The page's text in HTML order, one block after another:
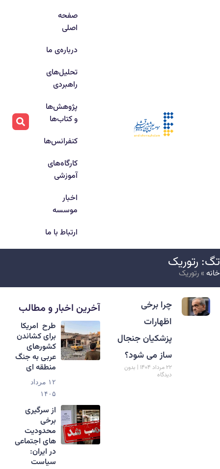
صفحه
اصلی
درباره‌ی ما
تحلیل‌های
راهبردی
پژوهش‌ها
و کتاب‌ها
کنفرانس‌ها
کارگاه‌های
آموزشی
اخبار
موسسه
ارتباط با ما
رتوریک
» رتوریک
چرا برخی
اظهارات
پزشکیان جنجال
ساز می شود؟
۲۲ مرداد ۱۴۰۴
بدون
دیدگاه
آخرین اخبار و مطالب
طرح امریکا
برای کشاندن
کشورهای
عربی به جنگ
منطقه ای
۱۲ مرداد
۱۴۰۵
از سرگیری
برخی
محدودیت
های اجتماعی
در ایران:
سیاست